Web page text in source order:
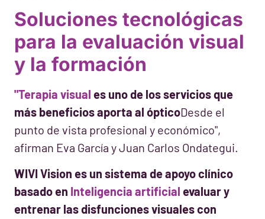
Soluciones tecnológicas
para la evaluación visual
y la formación
"Terapia visual es uno de los servicios que
más beneficios aporta al ópticoDesde el
punto de vista profesional y económico",
afirman Eva García y Juan Carlos Ondategui.
WIVI Vision es un sistema de apoyo clínico
basado en Inteligencia artificial evaluar y
entrenar las disfunciones visuales con